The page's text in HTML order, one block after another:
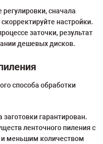
сначала
настройки.
заточки, результат
дешевых дисков.
способа обработки
гарантирован.
ленточного пиления с
меньшим количеством